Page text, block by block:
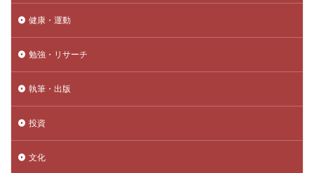
健康・運動
勉強・リサーチ
執筆・出版
投資
文化